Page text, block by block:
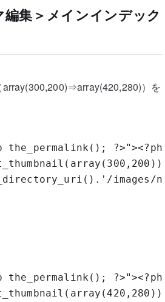
集＞メインインデック
）を
?>"><?php
images/
?>"><?php